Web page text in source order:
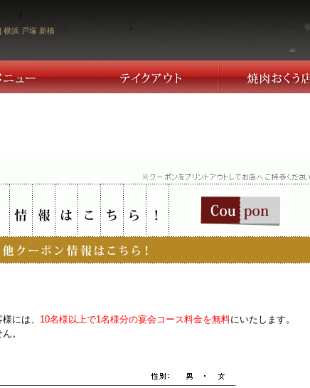
横浜 戸塚 新橋
には、 10名様以上で1名様分の宴会コース料金を無料にいたします。
。